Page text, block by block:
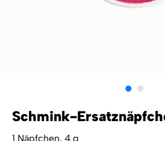
Schmink-
1 Näpfchen, 4 g